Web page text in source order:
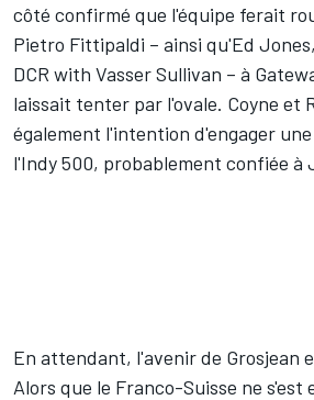
côté confirmé que l'équipe ferait
Pietro Fittipaldi – ainsi qu'Ed
DCR with Vasser Sullivan – à
laissait tenter par l'ovale. Coyne et
également l'intention d'engager
l'Indy 500, probablement confiée à
En attendant, l'avenir de Grosjean
Alors que le Franco-Suisse ne s'est